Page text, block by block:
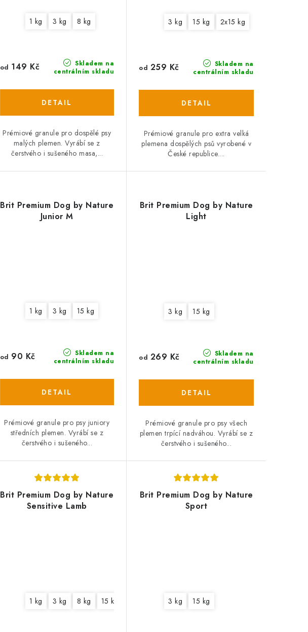
1 kg 3 kg 8 kg
Skladem na
centrálním skladu
od 149 Kč
Prémiové granule pro dospělé psy
malých plemen. Vyrábí se z
čerstvého i sušeného masa,...
3 kg 15 kg 2x15 kg
Skladem na
centrálním skladu
od 259 Kč
Prémiové granule pro extra velká
plemena dospělých psů vyrobené v
České republice....
Brit Premium Dog by Nature
Junior M
1 kg 3 kg 15 kg
Skladem na
centrálním skladu
od 90 Kč
Prémiové granule pro psy juniory
středních plemen. Vyrábí se z
čerstvého i sušeného...
Brit Premium Dog by Nature
Light
3 kg 15 kg
Skladem na
centrálním skladu
od 269 Kč
Prémiové granule pro psy všech
plemen trpící nadváhou. Vyrábí se z
čerstvého i sušeného...
Brit Premium Dog by Nature
Sensitive Lamb
1 kg 3 kg 8 kg 15 kg
Brit Premium Dog by Nature
Sport
3 kg 15 kg